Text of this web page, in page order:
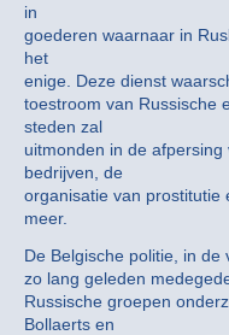
in
goederen waarnaar in
het
enige. Deze dienst
toestroom van Russische
steden zal
uitmonden in de
bedrijven, de
organisatie van prostitutie
meer.
De Belgische politie, in
zo lang geleden
Russische groepen
Bollaerts en